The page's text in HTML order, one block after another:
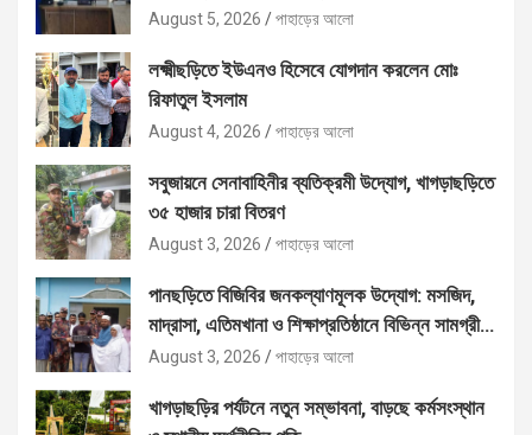
August 5, 2026 পাহাড়ের আলো
লক্ষ্মীছড়িতে ইউএনও হিসেবে যোগদান করলেন মোঃ
রিফাতুল ইসলাম
August 4, 2026 পাহাড়ের আলো
সবুজায়নে সেনাবাহিনীর ব্যতিক্রমী উদ্যোগ, খাগড়াছড়িতে
৩৫ হাজার চারা বিতরণ
August 3, 2026 পাহাড়ের আলো
পানছড়িতে বিজিবির জনকল্যাণমূলক উদ্যোগ: মসজিদ,
মাদ্রাসা, এতিমখানা ও শিক্ষাপ্রতিষ্ঠানে বিভিন্ন সামগ্রী
বিতরণ
August 3, 2026 পাহাড়ের আলো
খাগড়াছড়ির পর্যটনে নতুন সম্ভাবনা, বাড়ছে কর্মসংস্থান